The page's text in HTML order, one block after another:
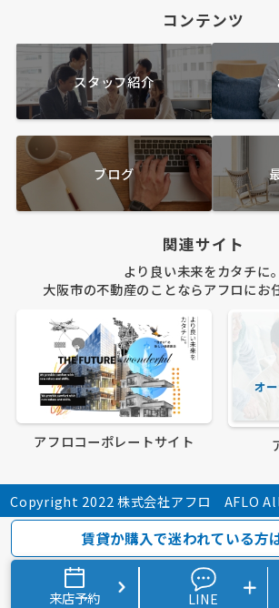
コンテンツ
スタッフ紹介
ブログ
関連サイト
より良い未来をカタチに。
大阪市の不動産のことならアフロにお
アフロコーポレートサイト
Copyright 2022 株式会社アフロ AFLO
賃貸か購入で迷われている方
来店予約 LINE